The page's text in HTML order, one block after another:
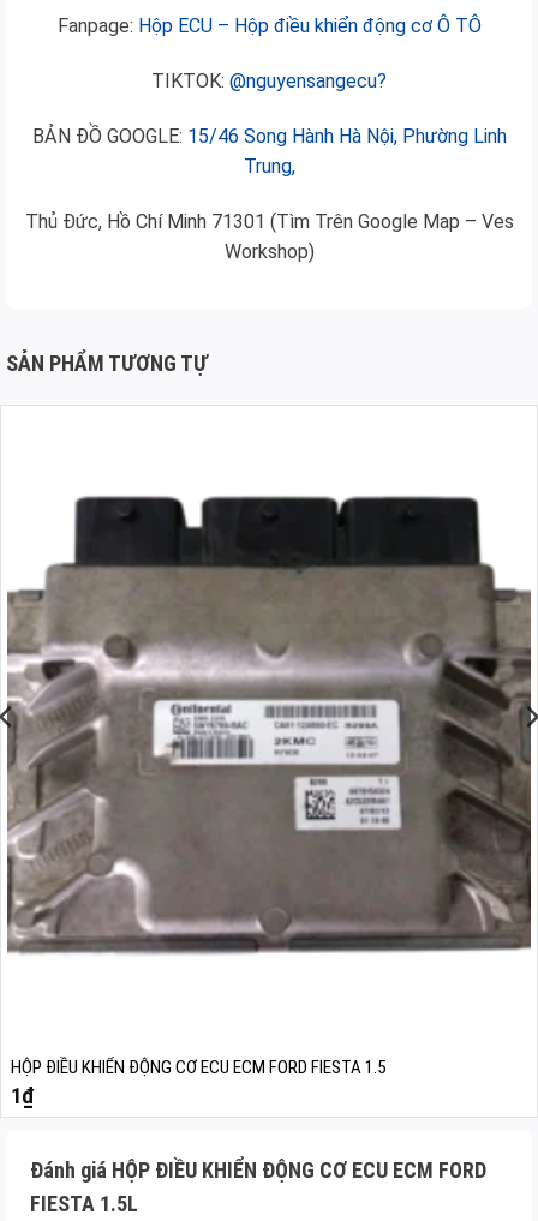
Fanpage: Hộp ECU – Hộp điều khiển động cơ Ô TÔ
TIKTOK: @nguyensangecu?
BẢN ĐỒ GOOGLE: 15/46 Song Hành Hà Nội, Phường Linh
Trung,
Thủ Đức, Hồ Chí Minh 71301 (Tìm Trên Google Map – Ves
Workshop)
SẢN PHẨM TƯƠNG TỰ
HỘP ĐIỀU KHIỂN ĐỘNG CƠ ECU ECM FORD FIESTA 1.5
1₫
Đánh giá HỘP ĐIỀU KHIỂN ĐỘNG CƠ ECU ECM FORD
FIESTA 1.5L